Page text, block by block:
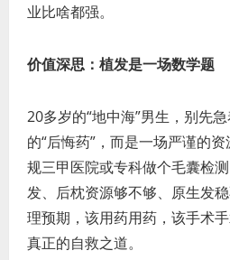
业比啥都强。
价值深思：植发是一场数学题
20多岁的“地中海”男生，别先
的“后悔药”，而是一场严谨的
规三甲医院或专科做个毛囊检
发、后枕资源够不够、原生发
理预期，该用药用药，该手术
真正的自救之道。